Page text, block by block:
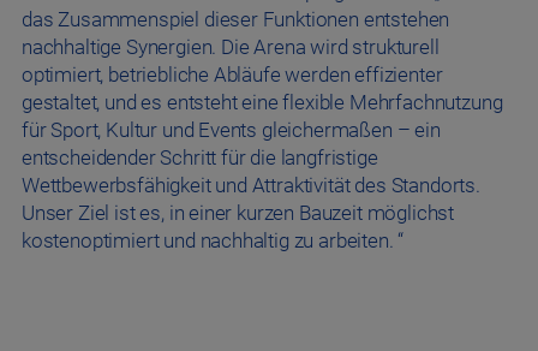
das Zusammenspiel dieser Funktionen entstehen
nachhaltige Synergien. Die Arena wird strukturell
optimiert, betriebliche Abläufe werden effizienter
gestaltet, und es entsteht eine flexible Mehrfachnutzung
für Sport, Kultur und Events gleichermaßen – ein
entscheidender Schritt für die langfristige
Wettbewerbsfähigkeit und Attraktivität des Standorts.
Unser Ziel ist es, in einer kurzen Bauzeit möglichst
kostenoptimiert und nachhaltig zu arbeiten. “